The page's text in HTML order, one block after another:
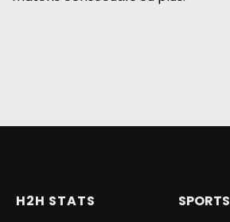
H2H STATS SPORTS